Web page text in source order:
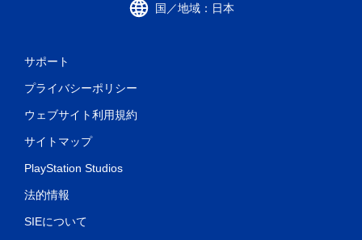
国／地域：日本
サポート
プライバシーポリシー
ウェブサイト利用規約
サイトマップ
PlayStation Studios
法的情報
SIEについて